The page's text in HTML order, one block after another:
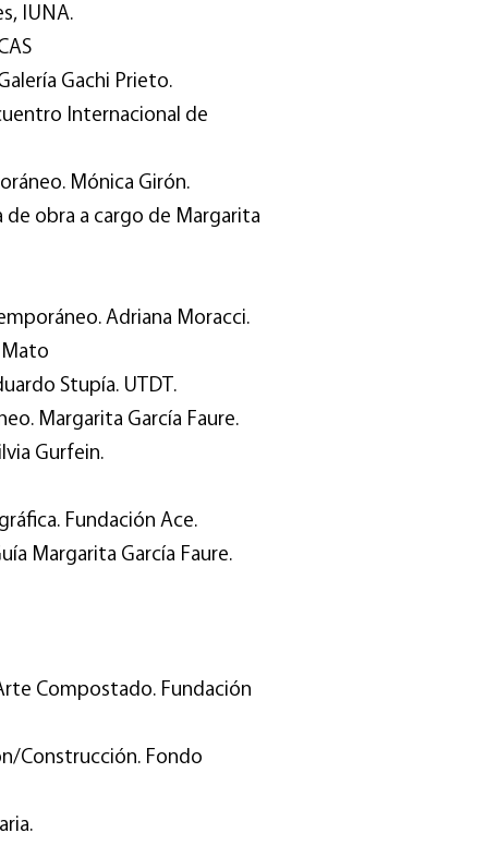
IUNA.
Gachi Prieto.
Internacional de
Mónica Girón.
de obra a cargo de Margarita
Adriana Moracci.
Mato
Stupía. UTDT.
Margarita García Faure.
Gurfein.
Fundación Ace.
Margarita García Faure.
Compostado. Fundación
Construcción. Fondo